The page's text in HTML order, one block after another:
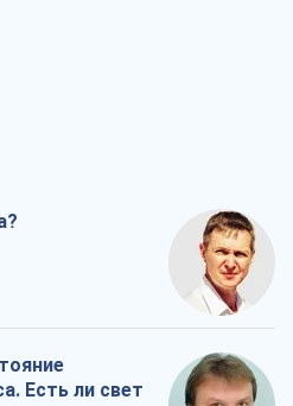
Есть ли свет